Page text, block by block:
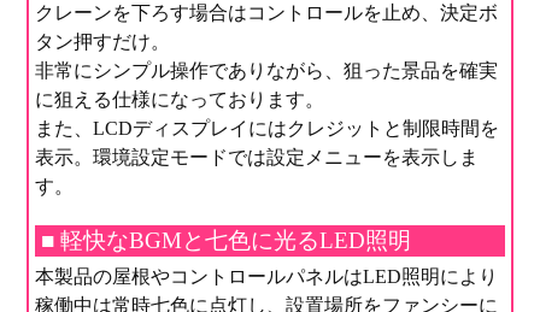
クレーンを下ろす場合はコントロールを止め、決定ボ
タン押すだけ。
非常にシンプル操作でありながら、狙った景品を確実
に狙える仕様になっております。
また、LCDディスプレイにはクレジットと制限時間を
表示。環境設定モードでは設定メニューを表示しま
す。
■ 軽快なBGMと七色に光るLED照明
本製品の屋根やコントロールパネルはLED照明により
稼働中は常時七色に点灯し、設置場所をファンシーに